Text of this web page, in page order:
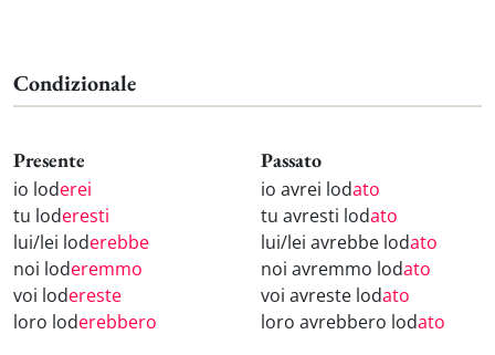
Condizionale
Presente
io loderei
tu loderesti
lui/lei loderebbe
noi loderemmo
voi lodereste
loro loderebbero
Passato
io avrei lodato
tu avresti lodato
lui/lei avrebbe lodato
noi avremmo lodato
voi avreste lodato
loro avrebbero lodato